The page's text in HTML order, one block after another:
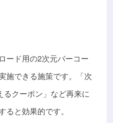
ード用の2次元バーコー
施できる施策です。「次
クーポン」など再来に
と効果的です。